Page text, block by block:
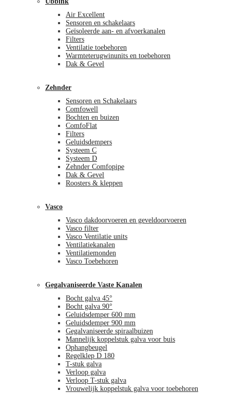
Air Excellent
Sensoren en schakelaars
Geïsoleerde aan- en afvoerkanalen
Filters
Ventilatie toebehoren
Warmteterugwinunits en toebehoren
Dak & Gevel
Zehnder
Sensoren en Schakelaars
Comfowell
Bochten en buizen
ComfoFlat
Filters
Geluidsdempers
Systeem C
Systeem D
Zehnder Comfopipe
Dak & Gevel
Roosters & kleppen
Vasco
Vasco dakdoorvoeren en geveldoorvoeren
Vasco filter
Vasco Ventilatie units
Ventilatiekanalen
Ventilatiemonden
Vasco Toebehoren
Gegalvaniseerde Vaste Kanalen
Bocht galva 45°
Bocht galva 90°
Geluidsdemper 600 mm
Geluidsdemper 900 mm
Gegalvaniseerde spiraalbuizen
Mannelijk koppelstuk galva voor buis
Ophangbeugel
Regelklep D 180
T-stuk galva
Verloop galva
Verloop T-stuk galva
Vrouwelijk koppelstuk galva voor toebehoren